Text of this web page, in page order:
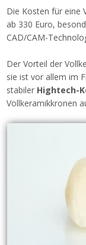
Die Kosten für eine
ab 330 Euro,
CAD/CAM-
Der Vorteil der
sie ist vor allem im
stabiler Hightech-
Vollkeramikkronen